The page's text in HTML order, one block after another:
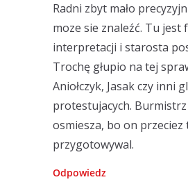
Radni zbyt mało
moze sie znaleźć. Tu
interpretacji i starosta
Trochę głupio na tej
Aniołczyk, Jasak czy inni
protestujacych.
osmiesza, bo on przeciez
przygotowywal.
Odpowiedz